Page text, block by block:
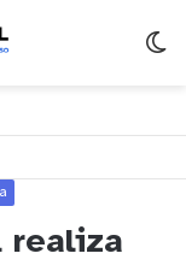
realiza